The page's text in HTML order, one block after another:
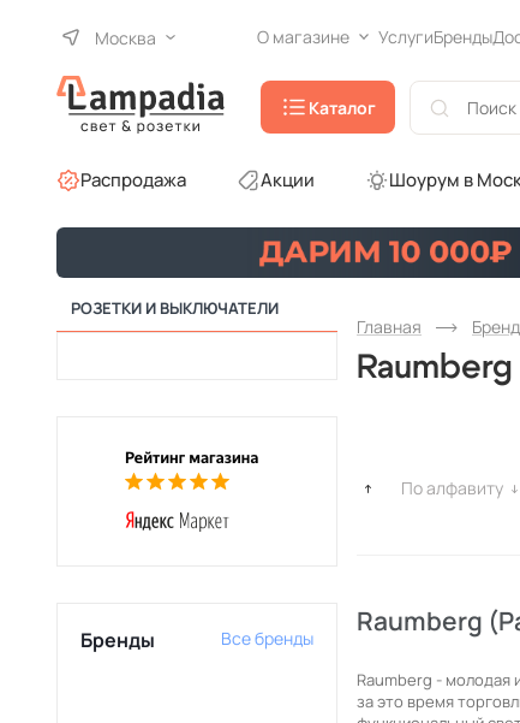
Москва О магазине УслугиБренды
Каталог
Распродажа Акции Шоурум в
Главная
Raumberg
По алфавиту
Raumberg
Raumberg - молодая
за это время
РОЗЕТКИ И ВЫКЛЮЧАТЕЛИ
Бренды Все бренды